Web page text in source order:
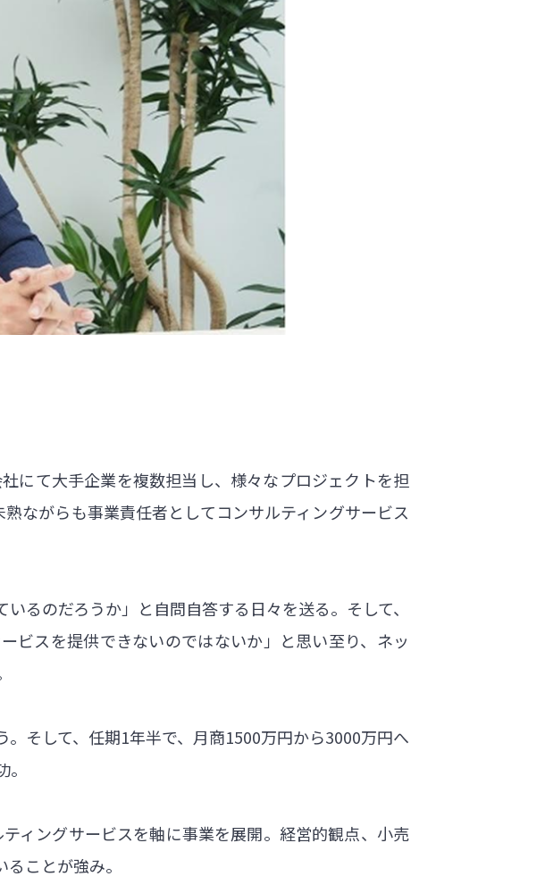
にて大手企業を複数担当し、様々なプロジェクトを担
ながらも事業責任者としてコンサルティングサービス
るのだろうか」と自問自答する日々を送る。そして、
ビスを提供できないのではないか」と思い至り、ネッ
そして、任期1年半で、月商1500万円から3000万円へ
ィングサービスを軸に事業を展開。経営的観点、小売
ことが強み。